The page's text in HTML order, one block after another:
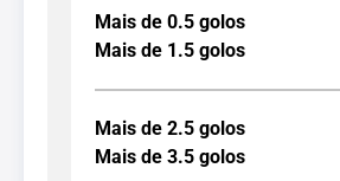
Mais de 0.5 golos
Mais de 1.5 golos
Mais de 2.5 golos
Mais de 3.5 golos